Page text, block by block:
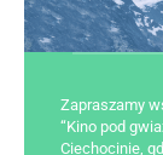
Zapraszamy
“Kino pod
Ciechocinie,